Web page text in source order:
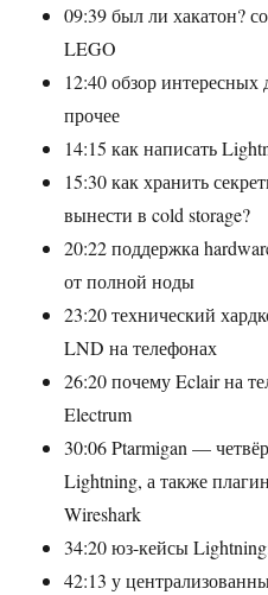
09:39 был ли хакатон?
LEGO
12:40 обзор
прочее
14:15 как написать
15:30 как хранить
вынести в cold storage?
20:22 поддержка
от полной ноды
23:20 технический
LND на телефонах
26:20 почему Eclair на
Electrum
30:06 Ptarmigan —
Lightning, а также
Wireshark
34:20 юз-кейсы
42:13 у